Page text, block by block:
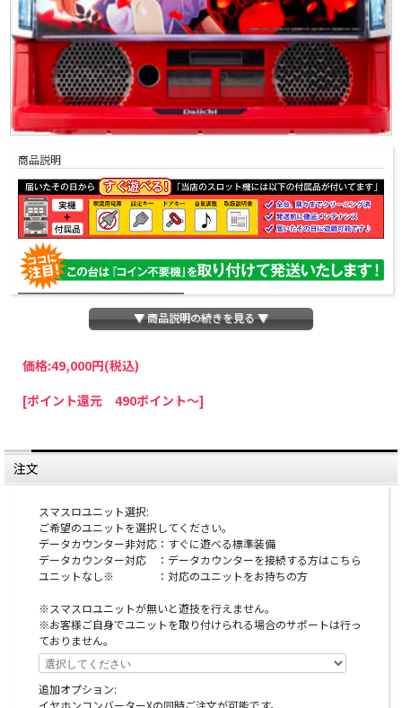
商品説明
パチスロわっしょいでは、全ての台に「コイン不要機」を無料で取り付けて発送さ
せていただいております。コイン不要機をご利用になられますと、コインが必要な
ていただきましたら、ご注文価格より2000円引きいたします。
※在庫切れの台でも入荷している場合がありますので、電話かメールにてお問い合
わせ下さい。
オプションに関するご注意
※スマスロユニットとは：コイン不要機のように実機
注意事項
▼ 商品説明の続きを見る ▼
価格:49,000円(税込)
[ポイント還元 490ポイント～]
注文
スマスロユニット選択:
ご希望のユニットを選択してください。
データカウンター非対応：すぐに遊べる標準装備
データカウンター対応 ：データカウンターを接続する方はこちら
ユニットなし※ ：対応のユニットをお持ちの方
※スマスロユニットが無いと遊技を行えません。
※お客様ご自身でユニットを取り付けられる場合のサポートは行っ
ておりません。
追加オプション:
イヤホンコンバーターXの同時ご注文が可能です。